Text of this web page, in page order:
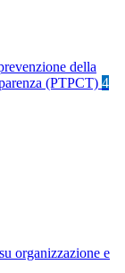
della
(PTPCT) 4
organizzazione e